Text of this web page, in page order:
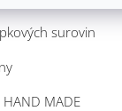
surovin
MADE